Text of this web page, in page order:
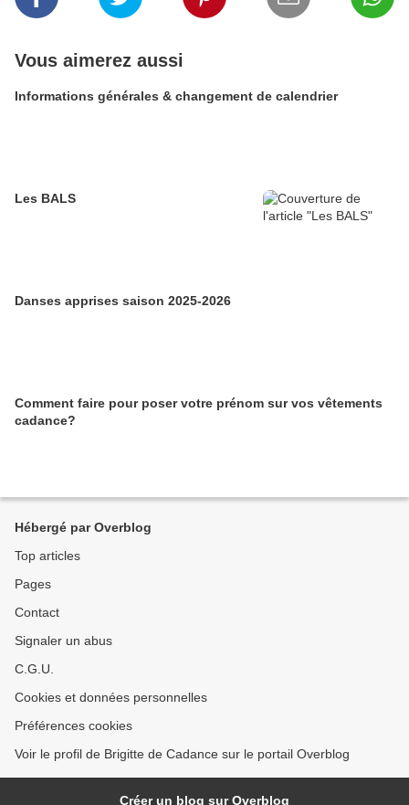
Vous aimerez aussi
Informations générales & changement de calendrier
Les BALS
Danses apprises saison 2025-2026
Comment faire pour poser votre prénom sur vos vêtements
cadance?
Hébergé par Overblog
Top articles
Pages
Contact
Signaler un abus
C.G.U.
Cookies et données personnelles
Préférences cookies
Voir le profil de Brigitte de Cadance sur le portail Overblog
Créer un blog sur Overblog